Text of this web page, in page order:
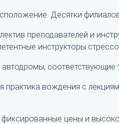
Десятки
преподавателей и
инструкторы
соответствующие
практика вождения с
цены и